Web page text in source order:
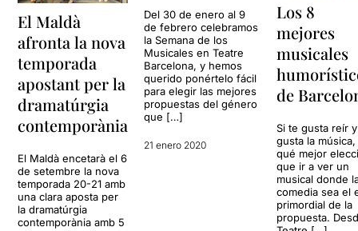
El Maldà
afronta la nova
temporada
apostant per la
dramatúrgia
contemporània
El Maldà encetarà el 6
de setembre la nova
temporada 20-21 amb
una clara aposta per
la dramatúrgia
contemporània amb 5
Del 30 de enero al 9
de febrero celebramos
la Semana de los
Musicales en Teatre
Barcelona, ​​y hemos
querido ponértelo fácil
para elegir las mejores
propuestas del género
que […]
21 enero 2020
Los 8
mejores
musicales
de
Si te gusta reír
gusta la música,
qué mejor
que ir a ver un
musical donde
comedia sea el
primordial de la
propuesta.